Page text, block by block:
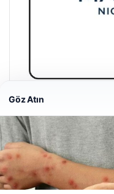
Magusa Night Club
01/05/2026
Web sitemizi nasıl
Göz Atın